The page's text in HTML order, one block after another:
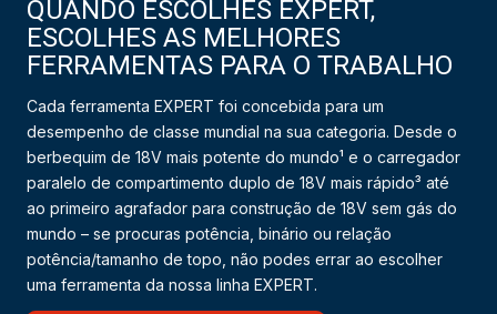
QUANDO ESCOLHES EXPERT,
ESCOLHES AS MELHORES
FERRAMENTAS PARA O TRABALHO
Cada ferramenta EXPERT foi concebida para um
desempenho de classe mundial na sua categoria. Desde o
berbequim de 18V mais potente do mundo¹ e o carregador
paralelo de compartimento duplo de 18V mais rápido³ até
ao primeiro agrafador para construção de 18V sem gás do
mundo – se procuras potência, binário ou relação
potência/tamanho de topo, não podes errar ao escolher
uma ferramenta da nossa linha EXPERT.